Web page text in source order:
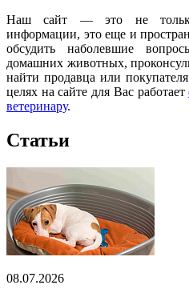
Наш сайт — это не только
информации, это еще и
обсудить наболевшие
домашних животных,
найти продавца или
целях на сайте для Вас работает
ветеринару.
Статьи
08.07.2026